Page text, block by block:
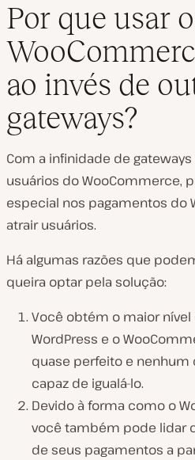
Por que usar o
ao invés de
gateways?
Com a infinidade de
usuários do WooCommerce,
especial nos pagamentos do
atrair usuários.
Há algumas razões que
queira optar pela solução:
Você obtém o maior
WordPress e o
quase perfeito e nenhum
capaz de igualá-lo.
Devido à forma como o
você também pode lidar
de seus pagamentos a